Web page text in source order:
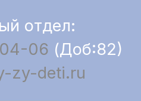
отдел:
06 (Доб:82)
zy-deti.ru